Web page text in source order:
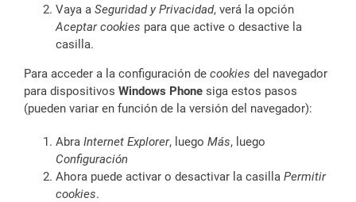
Vaya a Seguridad y Privacidad, verá la opción
Aceptar cookies para que active o desactive la
casilla.
Para acceder a la configuración de cookies del navegador
para dispositivos Windows Phone siga estos pasos
(pueden variar en función de la versión del navegador):
Abra Internet Explorer, luego Más, luego
Configuración
Ahora puede activar o desactivar la casilla Permitir
cookies.